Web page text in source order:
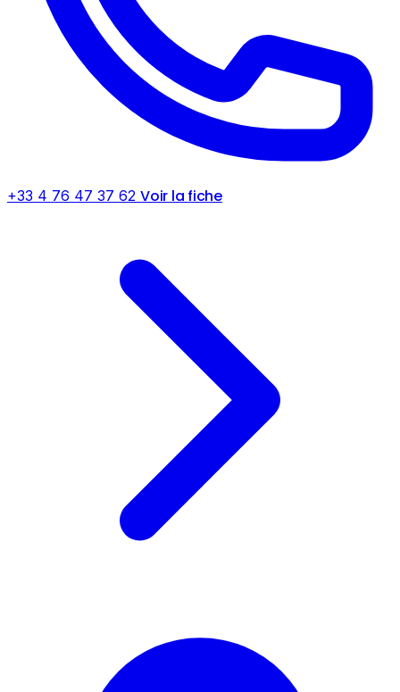
+33 4 76 47 37 62 Voir la fiche